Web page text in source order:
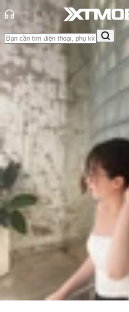
Trang chủ
Tin tức
So Sánh
Tin Mới
Đánh Giá - Trên Tay
Thủ thuật
hàng - Sự kiện
So sánh Apple A19
vi xử lý này có gì
Triệu Vy
Ngày đăng: 15/09/2025
Cập nhật:
15/09/2025
Theo dõi XTMobile trên